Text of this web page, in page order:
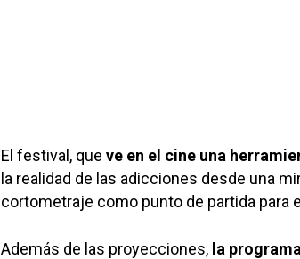
El festival, que ve en el cine una
la realidad de las adicciones desde una
cortometraje como punto de partida para
Además de las proyecciones, la